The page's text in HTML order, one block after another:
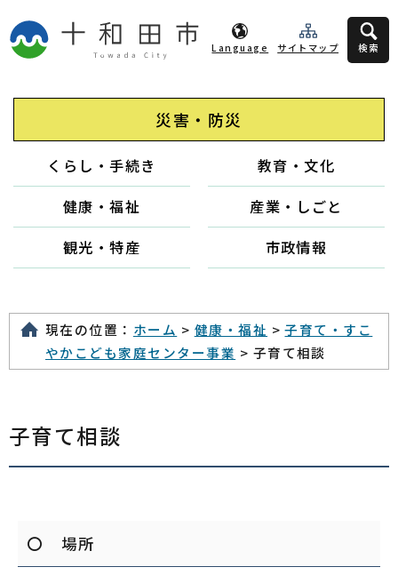
Language サイトマップ 検索
災害・防災
くらし・手続き
教育・文化
健康・福祉
産業・しごと
観光・特産
市政情報
現在の位置： ホーム > 健康・福祉 >子育て・すこ
やかこども家庭センター事業 > 子育て相談
子育て相談
〇 場所